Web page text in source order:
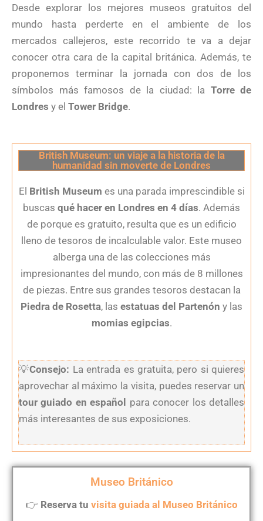
Desde explorar los mejores museos gratuitos del
mundo hasta perderte en el ambiente de los
mercados callejeros, este recorrido te va a dejar
conocer otra cara de la capital británica. Además, te
proponemos terminar la jornada con dos de los
símbolos más famosos de la ciudad: la Torre de
Londres y el Tower Bridge.
British Museum: un viaje a la historia de la
humanidad sin moverte de Londres
El British Museum es una parada imprescindible si
buscas qué hacer en Londres en 4 días. Además
de porque es gratuito, resulta que es un edificio
lleno de tesoros de incalculable valor. Este museo
alberga una de las colecciones más
impresionantes del mundo, con más de 8 millones
de piezas. Entre sus grandes tesoros destacan la
Piedra de Rosetta, las estatuas del Partenón y las
momias egipcias.
💡Consejo: La entrada es gratuita, pero si quieres
aprovechar al máximo la visita, puedes reservar un
tour guiado en español
para conocer los detalles
más interesantes de sus exposiciones.
Museo Británico
👉 Reserva tu visita guiada al Museo Británico